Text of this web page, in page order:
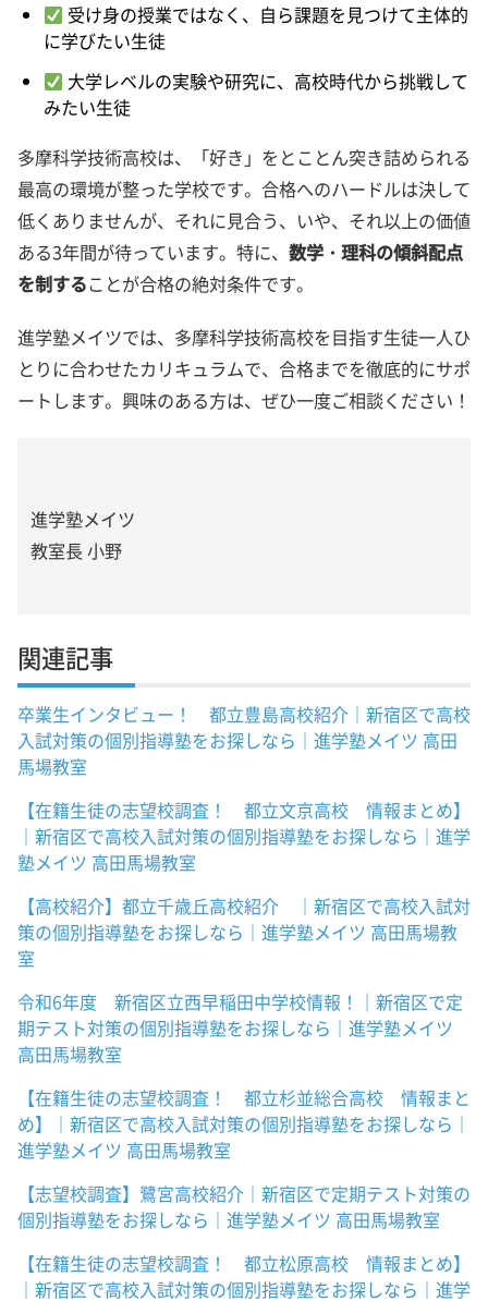
受け身の授業ではなく、自ら課題を見つけて主体的
に学びたい生徒
大学レベルの実験や研究に、高校時代から挑戦して
みたい生徒
多摩科学技術高校は、「好き」をとことん突き詰められる
最高の環境が整った学校です。合格へのハードルは決して
低くありませんが、それに見合う、いや、それ以上の価値
ある3年間が待っています。特に、 数学・理科の傾斜配点
を制することが合格の絶対条件です。
進学塾メイツでは、多摩科学技術高校を目指す生徒一人ひ
とりに合わせたカリキュラムで、合格までを徹底的にサポ
ートします。興味のある方は、ぜひ一度ご相談ください！
進学塾メイツ
教室長 小野
関連記事
卒業生インタビュー！ 都立豊島高校紹介｜新宿区で高校
入試対策の個別指導塾をお探しなら｜進学塾メイツ 高田
馬場教室
【在籍生徒の志望校調査！ 都立文京高校 情報まとめ】
｜新宿区で高校入試対策の個別指導塾をお探しなら｜進学
塾メイツ 高田馬場教室
【高校紹介】都立千歳丘高校紹介 ｜新宿区で高校入試対
策の個別指導塾をお探しなら｜進学塾メイツ 高田馬場教
室
令和6年度 新宿区立西早稲田中学校情報！｜新宿区で定
期テスト対策の個別指導塾をお探しなら｜進学塾メイツ
高田馬場教室
【在籍生徒の志望校調査！ 都立杉並総合高校 情報まと
め】｜新宿区で高校入試対策の個別指導塾をお探しなら｜
進学塾メイツ 高田馬場教室
【志望校調査】鷺宮高校紹介｜新宿区で定期テスト対策の
個別指導塾をお探しなら｜進学塾メイツ 高田馬場教室
【在籍生徒の志望校調査！ 都立松原高校 情報まとめ】
｜新宿区で高校入試対策の個別指導塾をお探しなら｜進学